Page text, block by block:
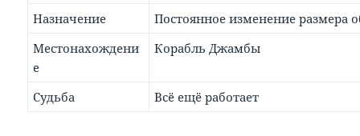
Назначение
Постоянное изменение размера
Местонахождени
е
Корабль Джамбы
Судьба Всё ещё работает